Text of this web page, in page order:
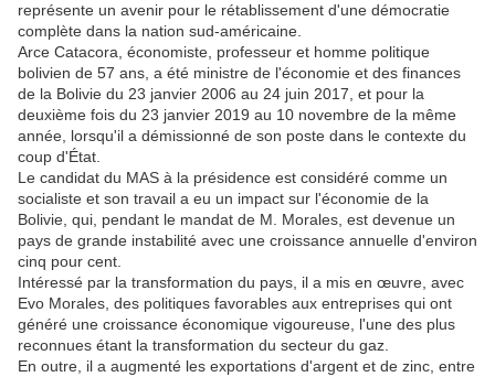
représente un avenir pour le rétablissement d'une démocratie
complète dans la nation sud-américaine.
Arce Catacora, économiste, professeur et homme politique
bolivien de 57 ans, a été ministre de l'économie et des finances
de la Bolivie du 23 janvier 2006 au 24 juin 2017, et pour la
deuxième fois du 23 janvier 2019 au 10 novembre de la même
année, lorsqu'il a démissionné de son poste dans le contexte du
coup d'État.
Le candidat du MAS à la présidence est considéré comme un
socialiste et son travail a eu un impact sur l'économie de la
Bolivie, qui, pendant le mandat de M. Morales, est devenue un
pays de grande instabilité avec une croissance annuelle d'environ
cinq pour cent.
Intéressé par la transformation du pays, il a mis en œuvre, avec
Evo Morales, des politiques favorables aux entreprises qui ont
généré une croissance économique vigoureuse, l'une des plus
reconnues étant la transformation du secteur du gaz.
En outre, il a augmenté les exportations d'argent et de zinc, entre